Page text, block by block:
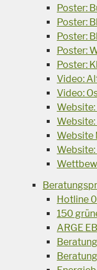
Poster:
Poster:
Poster:
Poster:
Poster:
Video:
Video:
Website:
Website
Website:
Hotline
150
ARGE